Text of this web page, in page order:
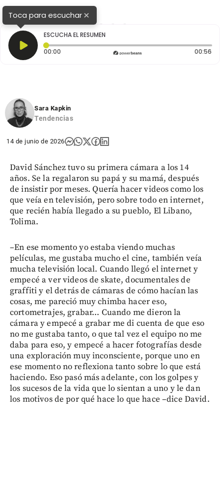
1
Toca para escuchar×
ESCUCHA EL RESUMEN
00:00 Tiempo transcurrido: 0 segundos 00:56
Sara Kapkin
Tendencias
14 de junio de 2026
David Sánchez tuvo su primera cámara a los 14
años. Se la regalaron su papá y su mamá, después
de insistir por meses. Quería hacer videos como los
que veía en televisión, pero sobre todo en internet,
que recién había llegado a su pueblo, El Libano,
Tolima.
–En ese momento yo estaba viendo muchas
películas, me gustaba mucho el cine, también veía
mucha televisión local. Cuando llegó el internet y
empecé a ver videos de skate, documentales de
graffiti y el detrás de cámaras de cómo hacían las
cosas, me pareció muy chimba hacer eso,
cortometrajes, grabar... Cuando me dieron la
cámara y empecé a grabar me di cuenta de que eso
no me gustaba tanto, o que tal vez el equipo no me
daba para eso, y empecé a hacer fotografías desde
una exploración muy inconsciente, porque uno en
ese momento no reflexiona tanto sobre lo que está
haciendo. Eso pasó más adelante, con los golpes y
los sucesos de la vida que lo sientan a uno y le dan
los motivos de por qué hace lo que hace –dice David.